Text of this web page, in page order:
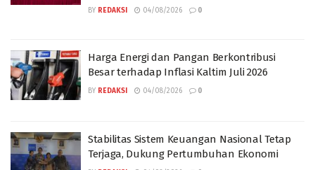
BY REDAKSI 04/08/2026 0
Harga Energi dan Pangan Berkontribusi
Besar terhadap Inflasi Kaltim Juli 2026
BY REDAKSI 04/08/2026 0
Stabilitas Sistem Keuangan Nasional Tetap
Terjaga, Dukung Pertumbuhan Ekonomi